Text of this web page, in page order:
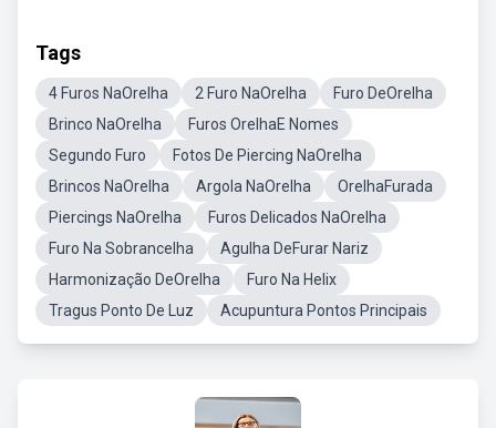
Tags
4 Furos NaOrelha 2 Furo NaOrelha
Furo DeOrelha
Brinco NaOrelha
Furos OrelhaE Nomes
Segundo Furo
Fotos De Piercing NaOrelha
Brincos NaOrelha
Argola NaOrelha
OrelhaFurada
Piercings NaOrelha
Furos Delicados NaOrelha
Furo Na Sobrancelha
Agulha DeFurar Nariz
Harmonização DeOrelha
Furo Na Helix
Tragus Ponto De Luz
Acupuntura Pontos Principais